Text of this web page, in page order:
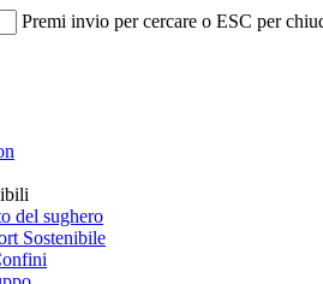
Premi invio per cercare o ESC per
del sughero
Sostenibile